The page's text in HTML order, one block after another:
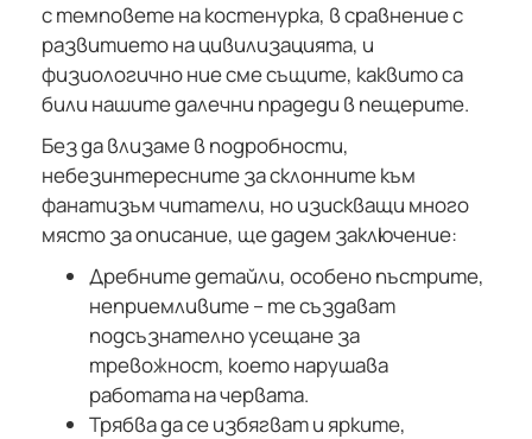
с темповете на костенурка, в сравнение с
развитието на цивилизацията, и
физиологично ние сме същите, каквито са
били нашите далечни прадеди в пещерите.
Без да влизаме в подробности,
небезинтересните за склонните към
фанатизъм читатели, но изискващи много
място за описание, ще дадем заключение:
Дребните детайли, особено пъстрите,
неприемливите – те създават
подсъзнателно усещане за
тревожност, което нарушава
работата на червата.
Трябва да се избягват и ярките,